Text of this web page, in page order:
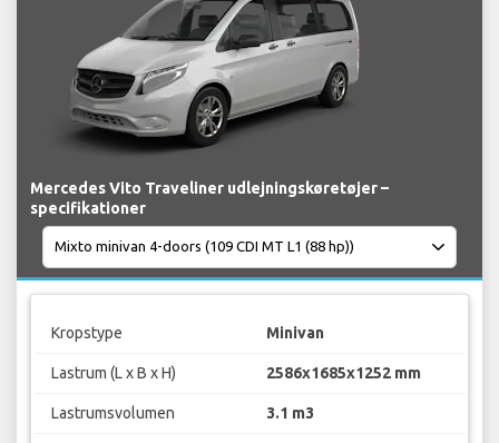
Mercedes Vito Traveliner udlejningskøretøjer –
specifikationer
Kropstype Minivan
Lastrum (L x B x H) 2586x1685x1252 mm
Lastrumsvolumen 3.1 m3